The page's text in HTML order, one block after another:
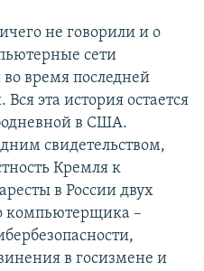
не говорили и о
сети
время последней
эта история остается
в США.
свидетельством,
Кремля к
в России двух
компьютерщика –
в госизмене и